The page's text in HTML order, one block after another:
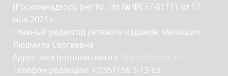
(Роскомнадзор), рег № : Эл № ФС77-81111 от 17
мая 2021 г.
Главный редактор сетевого издания: Мелашич
Людмила Сергеевна
Адрес электронной почты:
Телефон редакции: +7(351) 56 3-13-63